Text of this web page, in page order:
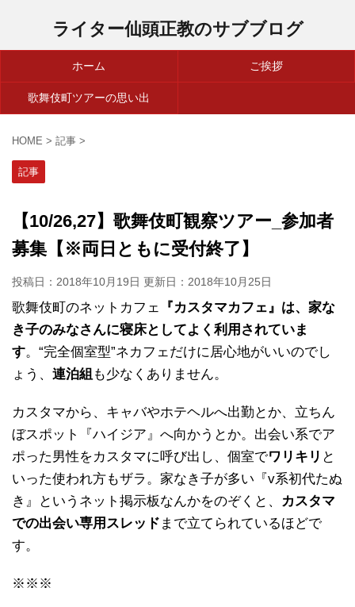
ライター仙頭正教のサブブログ
ホーム ご挨拶
歌舞伎町ツアーの思い出
HOME > 記事 >
記事
【10/26,27】歌舞伎町観察ツアー_参加者
募集【※両日ともに受付終了】
投稿日：2018年10月19日 更新日： 2018年10月25日
歌舞伎町のネットカフェ
『カスタマカフェ』は、家な
き子のみなさんに寝床としてよく利用されていま
す。“完全個室型”ネカフェだけに居心地がいいのでし
ょう、 連泊組 も少なくありません。
カスタマから、キャバやホテヘルへ出勤とか、立ちん
ぼスポット『ハイジア』へ向かうとか。出会い系でア
ポった男性をカスタマに呼び出し、個室でワリキリ と
いった使われ方もザラ。家なき子が多い『v系初代たぬ
き』というネット掲示板なんかをのぞくと、
カスタマ
での出会い専用スレッド まで立てられているほどで
す。
※※※